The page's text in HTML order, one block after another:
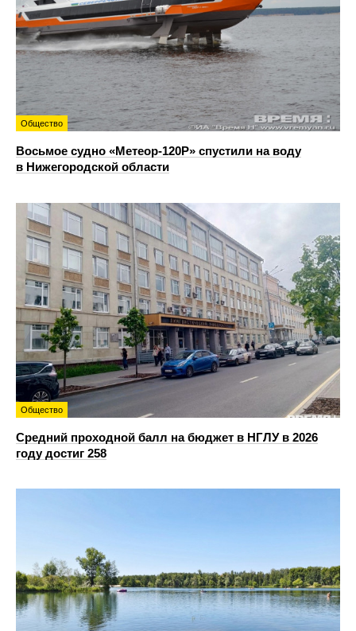
Общество
Восьмое судно «Метеор-120Р» спустили на воду
в Нижегородской области
Общество
Средний проходной балл на бюджет в НГЛУ в 2026
году достиг 258